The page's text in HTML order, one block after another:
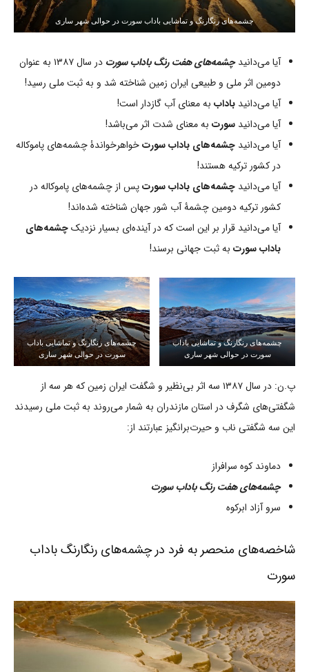
چشمه‌های رنگارنگ و تماشایی باداب سورت در حوالی شهر ساری
آیا می‌دانیدچشمه‌های هفت رنگ باداب سورت
در سال ۱۳۸۷ به عنوان
دومین اثر ملی و طبیعی ایران زمین شناخته شد و به ثبت ملی رسید!
آیا می‌دانید باداب به معنای آب گازدار است!
آیا می‌دانید سورت به معنای شدت اثر می‌باشد!
آیا می‌دانید چشمه‌های باداب سورتخواهرخواندۀ چشمه‌های پاموکاله
در کشور ترکیه هستند!
آیا می‌دانید چشمه‌های باداب سورتپس از چشمه‌های پاموکاله در
کشور ترکیه دومین چشمۀ آب شور جهان شناخته شده‌اند!
آیا می‌دانید قرار بر این است که در آینده‌ای بسیار نزدیکچشمه‌های
باداب سورت به ثبت جهانی برسند!
چشمه‌های رنگارنگ و تماشایی باداب
سورت در حوالی شهر ساری
چشمه‌های رنگارنگ و تماشایی باداب
سورت در حوالی شهر ساری
پ.ن: در سال ۱۳۸۷ سه اثر بی‌نظیر و شگفت ایران زمین که هر سه از
شگفتی‌های شگرف در استان مازندران به شمار می‌روند به ثبت ملی رسیدند
این سه شگفتی ناب و حیرت‌برانگیز عبارتند از:
دماوند کوه سرافراز
چشمه‌های هفت رنگ باداب سورت
سرو آزاد ابرکوه
شاخصه‌های منحصر به فرد در چشمه‌های رنگارنگ باداب
سورت